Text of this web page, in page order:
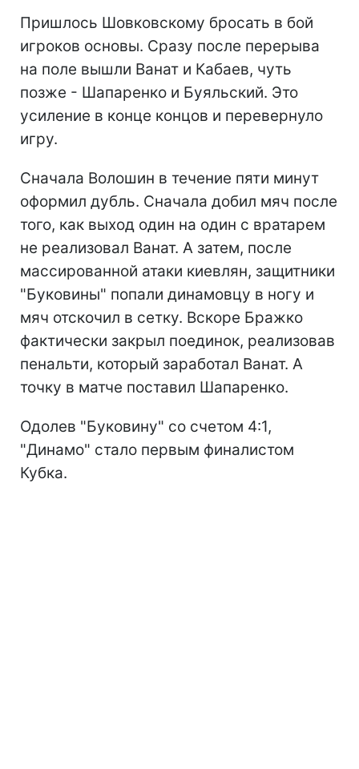
Пришлось Шовковскому бросать в бой
игроков основы. Сразу после перерыва
на поле вышли Ванат и Кабаев, чуть
позже - Шапаренко и Буяльский. Это
усиление в конце концов и перевернуло
игру.
Сначала Волошин в течение пяти минут
оформил дубль. Сначала добил мяч после
того, как выход один на один с вратарем
не реализовал Ванат. А затем, после
массированной атаки киевлян, защитники
"Буковины" попали динамовцу в ногу и
мяч отскочил в сетку. Вскоре Бражко
фактически закрыл поединок, реализовав
пенальти, который заработал Ванат. А
точку в матче поставил Шапаренко.
Одолев "Буковину" со счетом 4:1,
"Динамо" стало первым финалистом
Кубка.